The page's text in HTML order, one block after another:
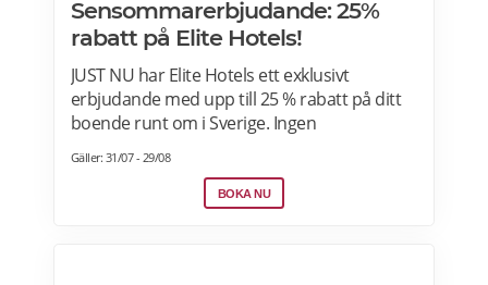
Sensommarerbjudande: 25%
rabatt på Elite Hotels!
JUST NU har Elite Hotels ett exklusivt
erbjudande med upp till 25 % rabatt på ditt
boende runt om i Sverige. Ingen
förskottsbetalning krävs. Avbokningsbart
fram till kl. 14.00 på ankomstdagen. Boka
Gäller: 31/07 - 29/08
BOKA NU